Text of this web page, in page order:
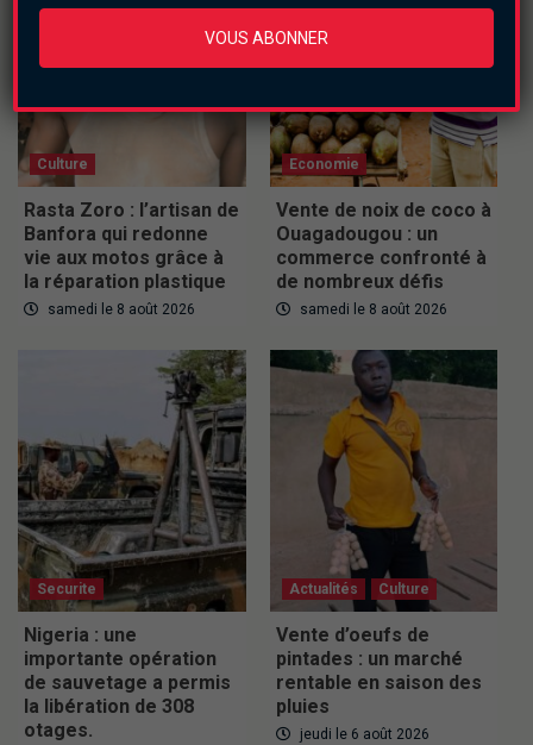
Culture
Rasta Zoro : l’artisan de
Banfora qui redonne
vie aux motos grâce à
la réparation plastique
samedi le 8 août 2026
Economie
Vente de noix de coco à
Ouagadougou : un
commerce confronté à
de nombreux défis
samedi le 8 août 2026
Securite
Nigeria : une
importante opération
de sauvetage a permis
la libération de 308
otages.
Actualités Culture
Vente d’oeufs de
pintades : un marché
rentable en saison des
pluies
jeudi le 6 août 2026
VOUS ABONNER